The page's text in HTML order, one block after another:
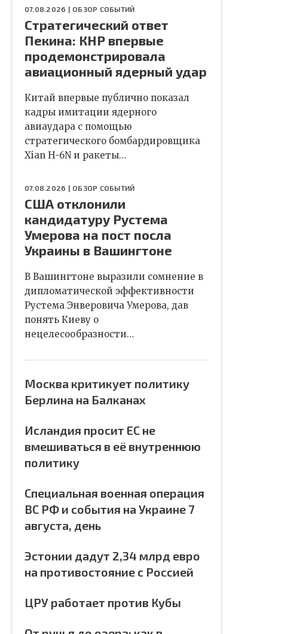
07.08.2026 | ОБЗОР СОБЫТИЙ
Стратегический ответ
Пекина: КНР впервые
продемонстрировала
авиационный ядерный удар
Китай впервые публично показал
кадры имитации ядерного
авиаудара с помощью
стратегического бомбардировщика
Xian H-6N и ракеты…
07.08.2026 | ОБЗОР СОБЫТИЙ
США отклонили
кандидатуру Рустема
Умерова на пост посла
Украины в Вашингтоне
В Вашингтоне выразили сомнение в
дипломатической эффективности
Рустема Энверовича Умерова, дав
понять Киеву о
нецелесообразности…
Москва критикует политику
Берлина на Балканах
Исландия просит ЕС не
вмешиваться в её внутреннюю
политику
Специальная военная операция
ВС РФ и события на Украине 7
августа, день
Эстонии дадут 2,34 млрд евро
на противостояние с Россией
ЦРУ работает против Кубы